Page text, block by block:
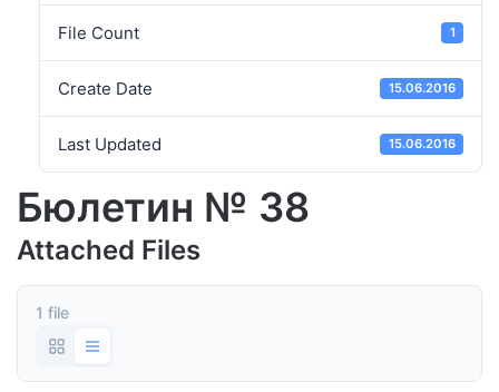
File Count 1
Create Date 15.06.2016
Last Updated 15.06.2016
Бюлетин № 38
Attached Files
1 file